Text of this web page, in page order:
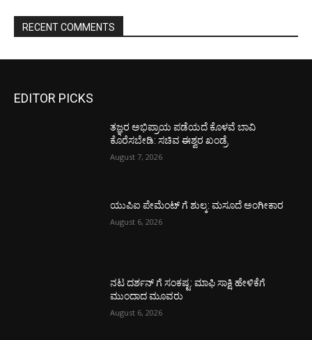
RECENT COMMENTS
EDITOR PICKS
ತಜ್ಞರ ಅಭಿಪ್ರಾಯ ಪಡೆಯದೆ ಕೊಳವೆ ಬಾವಿ
ಕೊರೆಸಬೇಡಿ: ಸಚಿವ ಈಶ್ವರ ಖಂಡ್ರೆ
August 7, 2026
ಯುಪಿಐ ಪೇಮೆಂಟ್ ಗೆ ಶುಲ್ಕ: ಮಸೂದೆ ಅಂಗೀಕಾರ
August 6, 2026
ನಟ ದರ್ಶನ್ ಗೆ ಸಂಕಷ್ಟ: ಮಾಫಿ ಸಾಕ್ಷಿ ಹೇಳಿಕೆಗೆ
ಮುಂದಾದ ಮೂವರು
August 6, 2026